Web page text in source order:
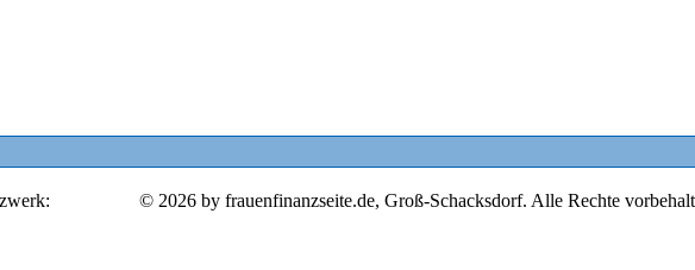
© 2026 by frauenfinanzseite.de, Groß-Schacksdorf. Alle Rechte